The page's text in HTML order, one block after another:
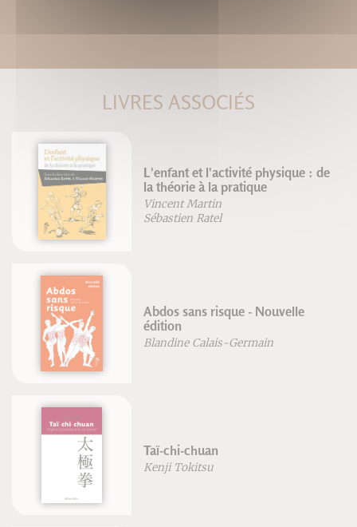
LIVRES ASSOCIÉS
L'enfant et l'activité physique : de
la théorie à la pratique
Vincent Martin
Sébastien Ratel
Abdos sans risque - Nouvelle
édition
Blandine Calais-Germain
Taï-chi-chuan
Kenji Tokitsu